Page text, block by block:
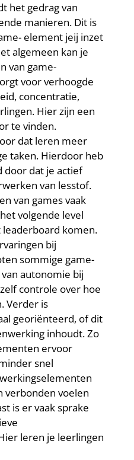
het gedrag van
manieren. Dit is
element jeij inzet
algemeen kan je
van game-
voor verhoogde
concentratie,
Hier zijn een
te vinden.
dat leren meer
taken. Hierdoor heb
door dat je actief
van lesstof.
van games vaak
volgende level
leaderboard komen.
bij
sommige game-
autonomie bij
controle over hoe
Verder is
georiënteerd, of dit
inhoudt. Zo
ervoor
snel
verbonden voelen
is er vaak sprake
leren je leerlingen